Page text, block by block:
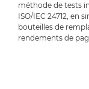
méthode de tests
ISO/IEC 24712, en
bouteilles de
rendements de